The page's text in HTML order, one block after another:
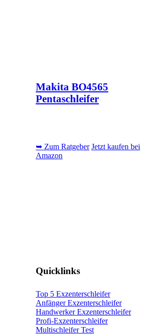
Makita BO4565
Pentaschleifer
➥ Zum Ratgeber Jetzt kaufen bei
Amazon
Quicklinks
Top 5 Exzenterschleifer
Anfänger Exzenterschleifer
Handwerker Exzenterschleifer
Profi-Exzenterschleifer
Multischleifer Test